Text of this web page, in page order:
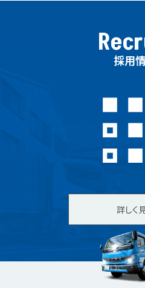
採用
詳しく